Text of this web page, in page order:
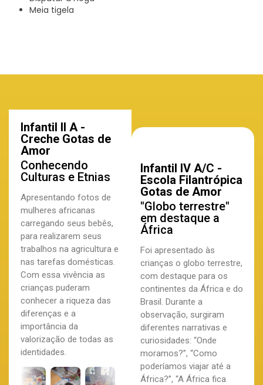
Meia tigela
Infantil II A -
Creche Gotas de
Amor
Conhecendo
Culturas e Etnias
Apresentando fotos de
mulheres africanas
carregando seus bebês,
para realizarem seus
trabalhos na agricultura e
nas tarefas domésticas.
Com essa vivência as
crianças puderam
conhecer a riqueza das
diferenças e a
importância da
valorização de todas as
identidades.
Infantil IV A/C -
Escola Filantrópica
Gotas de Amor
"Globo terrestre"
em destaque a
África
Foi apresentado às
crianças o globo terrestre,
com destaque para os
continentes da África e do
Brasil. Durante a
observação, surgiram
diferentes narrativas e
curiosidades: “Onde
moramos?”, “Como
poderíamos viajar até a
África?”, “A África fica